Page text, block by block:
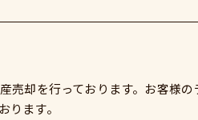
売却を行っております。お客様
ます。